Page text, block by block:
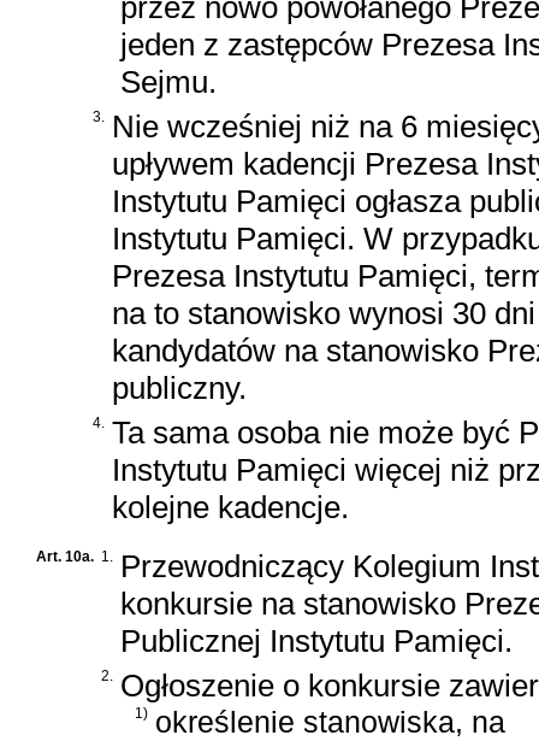
przez nowo powołanego
jeden z zastępców Prezesa
Sejmu.
3. Nie wcześniej niż na 6
upływem kadencji Prezesa
Instytutu Pamięci ogłasza
Instytutu Pamięci. W
Prezesa Instytutu Pamięci,
na to stanowisko wynosi 30
kandydatów na stanowisko
publiczny.
4. Ta sama osoba nie może być
Instytutu Pamięci więcej niż
kolejne kadencje.
Art. 10a. 1. Przewodniczący Kolegium
konkursie na stanowisko
Publicznej Instytutu Pamięci.
2. Ogłoszenie o konkursie
1) określenie stanowiska, na